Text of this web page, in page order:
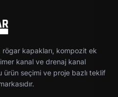
kapakları, kompozit ek
kanal ve drenaj kanal
seçimi ve proje bazlı teklif